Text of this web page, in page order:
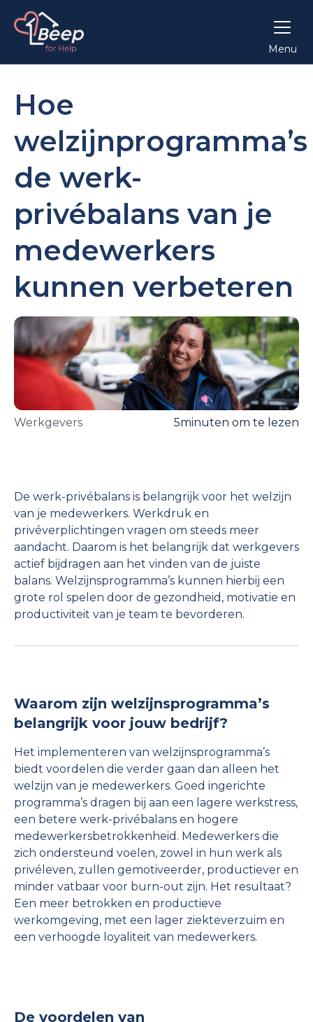
Menu
Hoe
welzijnprogramma’s
de werk-
privébalans van je
medewerkers
kunnen verbeteren
Werkgevers 5minuten om te lezen
De werk-privébalans is belangrijk voor het welzijn
van je medewerkers. Werkdruk en
privéverplichtingen vragen om steeds meer
aandacht. Daarom is het belangrijk dat werkgevers
actief bijdragen aan het vinden van de juiste
balans. Welzijnsprogramma’s kunnen hierbij een
grote rol spelen door de gezondheid, motivatie en
productiviteit van je team te bevorderen.
Waarom zijn welzijnsprogramma’s
belangrijk voor jouw bedrijf?
Het implementeren van welzijnsprogramma’s
biedt voordelen die verder gaan dan alleen het
welzijn van je medewerkers. Goed ingerichte
programma’s dragen bij aan een lagere werkstress,
een betere werk-privébalans en hogere
medewerkersbetrokkenheid. Medewerkers die
zich ondersteund voelen, zowel in hun werk als
privéleven, zullen gemotiveerder, productiever en
minder vatbaar voor burn-out zijn. Het resultaat?
Een meer betrokken en productieve
werkomgeving, met een lager ziekteverzuim en
een verhoogde loyaliteit van medewerkers.
De voordelen van